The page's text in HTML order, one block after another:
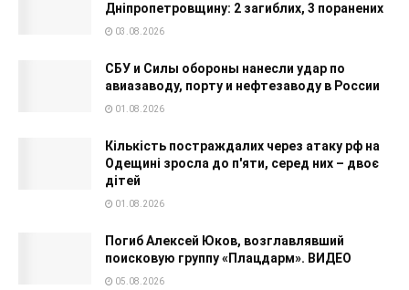
Дніпропетровщину: 2 загиблих, 3 поранених
03.08.2026
СБУ и Силы обороны нанесли удар по
авиазаводу, порту и нефтезаводу в России
01.08.2026
Кількість постраждалих через атаку рф на
Одещині зросла до п'яти, серед них – двоє
дітей
01.08.2026
Погиб Алексей Юков, возглавлявший
поисковую группу «Плацдарм». ВИДЕО
05.08.2026